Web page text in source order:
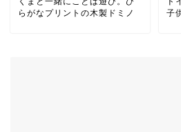
らがなプリントの木製ドミノ
子